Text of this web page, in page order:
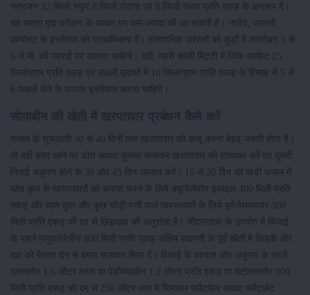
नत्रजन 32 किलो स्फुर 8 किलो पोटाश एवं 8 किलो गंधक प्रति एकड़ के अनरूप दें।
यह मात्रा मृदा परीक्षण के आधार पर कम-ज्यादा की जा सकती है। नाडेप, फास्फो
कम्पोस्ट के इस्तेमाल को प्राथमिकता दें। रासायनिक उर्वरकों को कूड़ों में तकरीबन 5 से
6 से.मी. की गहराई पर डालना चाहिये। वहीं, गहरी काली मिट्टी में जिंक सल्फेट 25
किलोग्राम प्रति एकड़ एवं उथली मृदाओं में 10 किलोग्राम प्रति एकड़ के हिसाब से 5 से
6 फसलें लेने के उपरांत इस्तेमाल करना चाहिये।
फसल के शुरूआती 30 से 40 दिनों तक खरपतवार को काबू करना बेहद जरूरी होता है।
तो वहीं बतर आने पर डोरा अथवा कुल्फा चलाकर खरपतवार की रोकथाम करें एवं दूसरी
निदाई अंकुरण होने के 30 और 45 दिन उपरांत करें। 15 से 20 दिन की खड़ी फसल में
घांस कुल के खरपतवारों को समाप्त करने के लिये क्यूजेलेफोप इथाइल 400 मिली प्रति
एकड़ और घास कुल और कुछ चौड़ी पत्ती वाले खरपतवारों के लिये इमेजेथाफायर 300
मिली प्रति एकड़ की दर से छिड़काव की अनुशंसा है। नींदानाशक के उपयोग में बिजाई
के पहले फ्लुक्लोरेलीन 800 मिली प्रति एकड़ अंतिम बखरनी के पूर्व खेतों में छिड़कें और
दवा को बेहतर ढ़ंग से बखर चलाकर मिला दें। बिजाई के पश्चात और अंकुरण के पहले
एलाक्लोर 1.6 लीटर तरल या पेंडीमेथलीन 1.2 लीटर प्रति एकड़ या मेटोलाक्लोर 800
मिली प्रति एकड़ की दर से 250 लीटर जल में मिलाकर फ्लैटफेन अथवा फ्लैटजेट